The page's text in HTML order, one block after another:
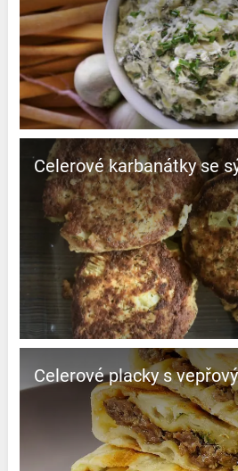
Celerové karbanátky se
Celerové placky s